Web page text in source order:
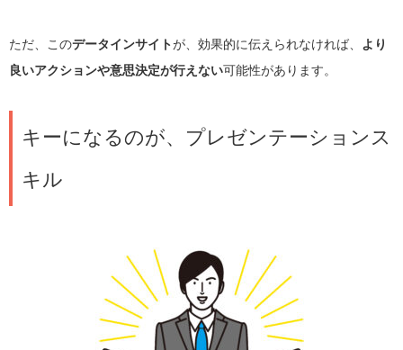
ただ、このデータインサイトが、効果的に伝えられなければ、 より
良いアクションや意思決定が行えない可能性があります。
キーになるのが、プレゼンテーションス
キル